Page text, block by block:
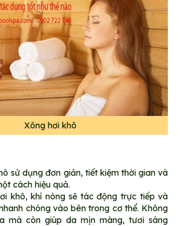
Xông hơi khô
sử dụng đơn giản, tiết kiệm thời gian và
cách hiệu quả.
khô, khí nóng sẽ tác động trực tiếp và
chóng vào bên trong cơ thể. Không
mà còn giúp da mịn màng, tươi sáng